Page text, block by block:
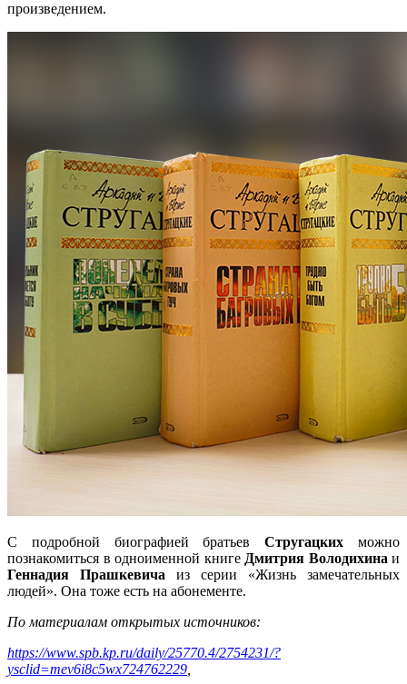
произведением.
С подробной биографией братьевСтругацких можно
познакомиться в одноименной книге Дмитрия Володихина и
Геннадия Прашкевича из серии «Жизнь замечательных
людей». Она тоже есть на абонементе.
По материалам открытых источников:
https://www.spb.kp.ru/daily/25770.4/2754231/?
ysclid=mev6i8c5wx724762229